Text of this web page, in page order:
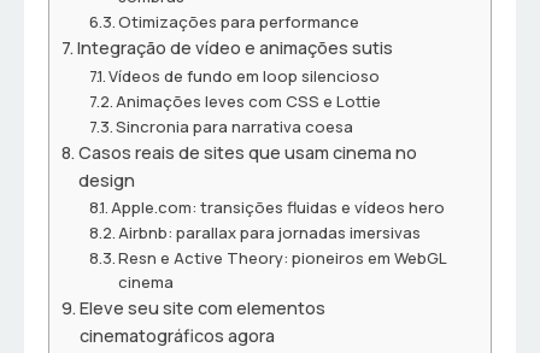
Otimizações para performance
Integração de vídeo e animações sutis
Vídeos de fundo em loop silencioso
Animações leves com CSS e Lottie
Sincronia para narrativa coesa
Casos reais de sites que usam cinema no
design
Apple.com: transições fluidas e vídeos hero
Airbnb: parallax para jornadas imersivas
Resn e Active Theory: pioneiros em WebGL
cinema
Eleve seu site com elementos
cinematográficos agora